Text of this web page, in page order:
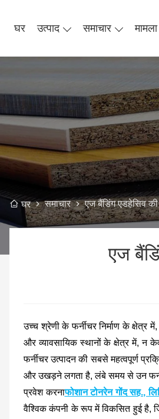
घर उत्पाद समाचार मामला
घर समाचार एज बैंडिंग एडहेसिव
एज
उच्च श्रेणी के फर्नीचर निर्माण के क्षेत्र
और व्यावसायिक स्थानों के क्षेत्र में, न
फर्नीचर उत्पादन की सबसे महत्वपूर्ण
और उखड़ने लगता है, लंबे समय से उन
प्रवेश करनाफोशान टोनरेन गोंद सह.,
वैश्विक कंपनी के रूप में विकसित हुई है,